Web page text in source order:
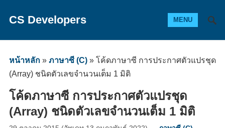
CS Developers MENU
หน้าหลัก» ภาษาซี (C)» โค้ดภาษาซี การประกาศตัวแปรชุด
(Array) ชนิดตัวเลขจำนวนเต็ม 1 มิติ
โค้ดภาษาซี การประกาศตัวแปรชุด
(Array) ชนิดตัวเลขจำนวนเต็ม 1 มิติ